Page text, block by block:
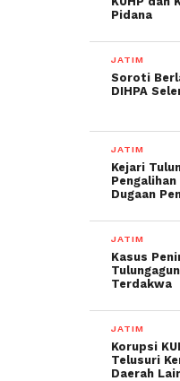
Pidana
JATIM
Soroti
DIHPA
JATIM
Kejari
Dugaan
JATIM
Kasus
Terdakwa
JATIM
Korupsi
Telusuri
Daerah